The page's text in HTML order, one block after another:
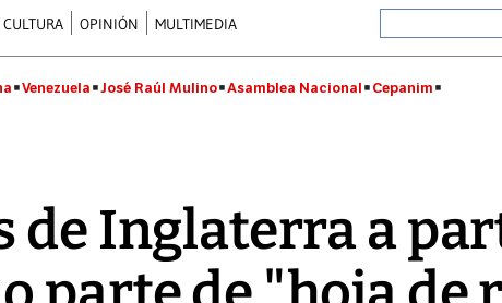
OPINIÓN MULTIMEDIA
Venezuela José Raúl Mulino Asamblea Nacional Cepanim
de Inglaterra a